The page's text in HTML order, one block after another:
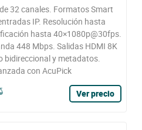
32 canales. Formatos Smart
IP. Resolución hasta
hasta 40×1080p@30fps.
448 Mbps. Salidas HDMI 8K
bidireccional y metadatos.
con AcuPick
Ver precio